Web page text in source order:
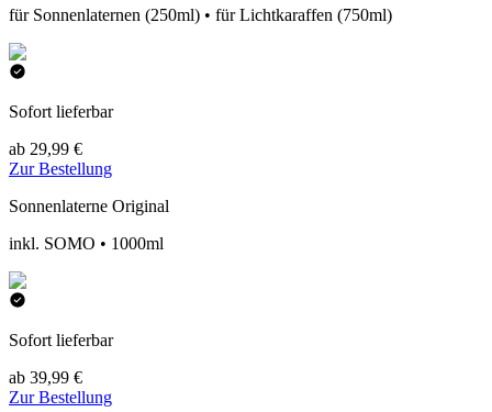
für Sonnenlaternen (250ml) • für Lichtkaraffen (750ml)
Sofort lieferbar
ab 29,99 €
Zur Bestellung
Sonnenlaterne Original
inkl. SOMO • 1000ml
Sofort lieferbar
ab 39,99 €
Zur Bestellung